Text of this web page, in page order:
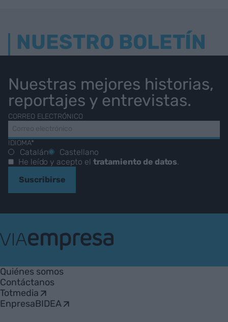
NUESTRO BOLETÍN
Nuestras mejores historias,
reportajes y entrevistas.
CORREO ELECTRÓNICO
IDIOMA*
Catalán
Castellano
He leído y acepto el tratamiento de datos.
Suscribirse
Empresa
Quiénes somos
Contáctanos
Totmedia
EnpresaBIDEA